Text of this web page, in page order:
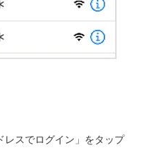
レスでログイン」をタップ